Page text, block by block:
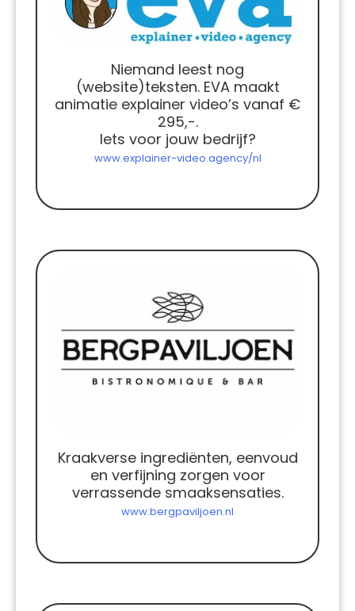
Niemand leest nog
(website)teksten. EVA maakt
animatie explainer video’s vanaf €
295,-.
Iets voor jouw bedrijf?
www.explainer-video.agency/nl
Kraakverse ingrediënten, eenvoud
en verfijning zorgen voor
verrassende smaaksensaties.
www.bergpaviljoen.nl